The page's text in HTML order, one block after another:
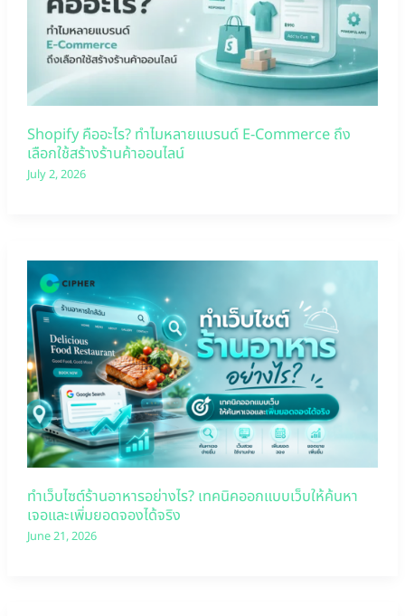
Shopify คืออะไร? ทำไมหลายแบรนด์ E-Commerce ถึง
เลือกใช้สร้างร้านค้าออนไลน์
July 2, 2026
ทำเว็บไซต์ร้านอาหารอย่างไร? เทคนิคออกแบบเว็บให้ค้นหา
เจอและเพิ่มยอดจองได้จริง
June 21, 2026